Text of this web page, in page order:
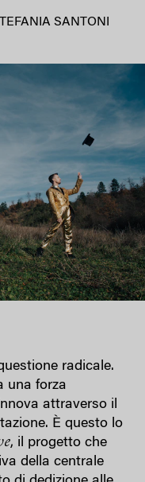
SANTONI
radicale.
una forza
attraverso il
È questo lo
, il progetto che
della centrale